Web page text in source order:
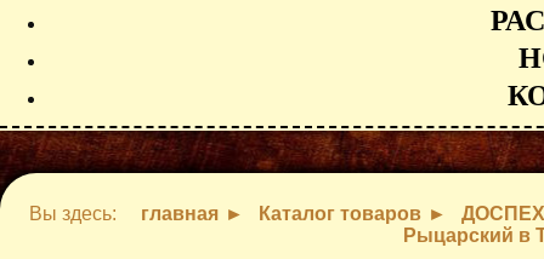
Вы здесь: главная Каталог товаров
Рыцарский в